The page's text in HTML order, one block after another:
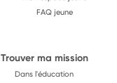
FAQ jeune
Trouver ma mission
Dans l'éducation